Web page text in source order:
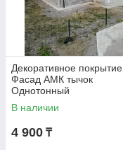
Декоративное покрытие
Фасад АМК тычок
Однотонный
В наличии
4 900 ₸